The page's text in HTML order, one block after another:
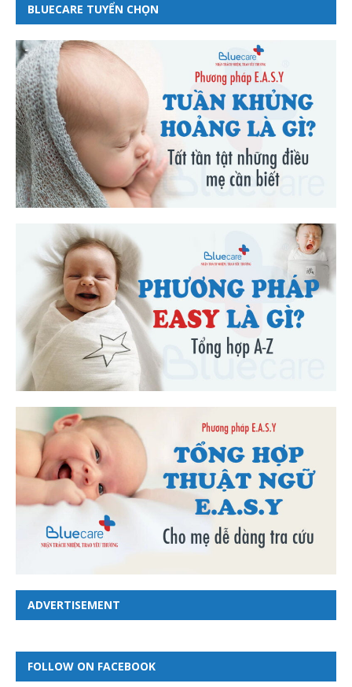
BLUECARE TUYỂN CHỌN
ADVERTISEMENT
FOLLOW ON FACEBOOK